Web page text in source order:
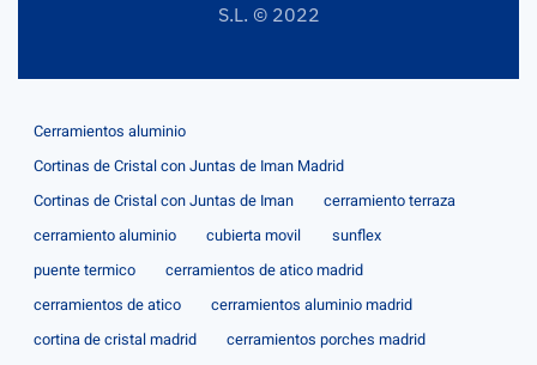
S.L. © 2022
Cerramientos aluminio
Cortinas de Cristal con Juntas de Iman Madrid
Cortinas de Cristal con Juntas de Iman
cerramiento terraza
cerramiento aluminio
cubierta movil
sunflex
puente termico
cerramientos de atico madrid
cerramientos de atico
cerramientos aluminio madrid
cortina de cristal madrid
cerramientos porches madrid